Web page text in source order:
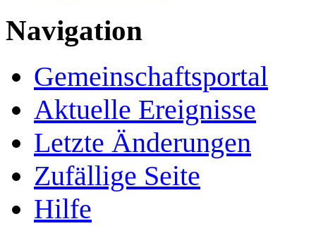
Navigation
Gemeinschafts­portal
Aktuelle Ereignisse
Letzte Änderungen
Zufällige Seite
Hilfe